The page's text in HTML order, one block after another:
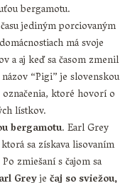
bergamotu.
jediným porciovaným
má svoje
a aj keď sa časom zmenil
“Pigi” je slovenskou
ktoré hovorí o
lístkov.
bergamotu. Earl Grey
sa získava lisovaním
zmiešaní s čajom sa